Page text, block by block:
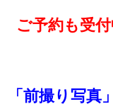
ご予約も受付
「前撮り写真